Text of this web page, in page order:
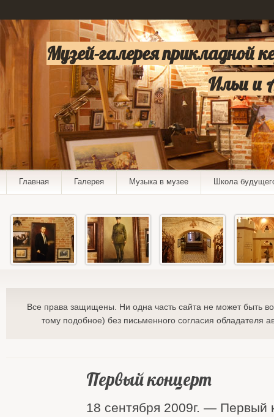
Музей-галерея прикладной
Ильи и
Главная Галерея Музыка в музее Школа
Все права защищены. Ни одна часть сайта не может быть
тому подобное) без письменного согласия обладателя
Первый концерт
18 сентября 2009г. — Первый